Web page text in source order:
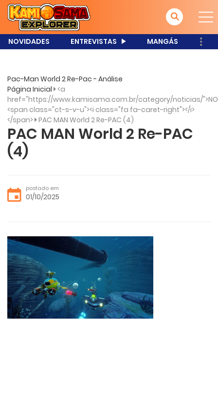
NOVIDADES ENTREVISTAS MANGÁS
Pac-Man World 2 Re-Pac - Análise
Página Inicial <a
href="https://www.kamisama.com.br/category/noticias/
<span class="ct-s-v-u"><i class="fa fa-caret-right"></i>
</span> PAC MAN World 2 Re-PAC (4)
PAC MAN World 2 Re-PAC
(4)
postado em
01/10/2025